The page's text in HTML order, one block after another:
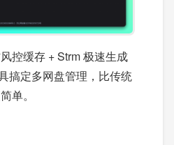
控缓存 + Strm 极速生成
搞定多网盘管理，比传统
单。